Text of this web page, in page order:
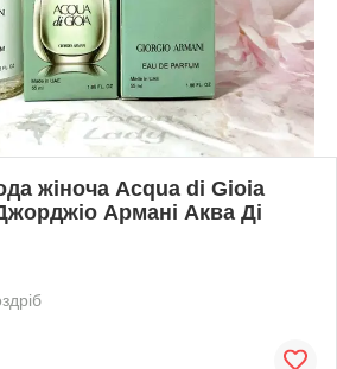
жіноча Acqua di Gioia
Армані Аква Ді